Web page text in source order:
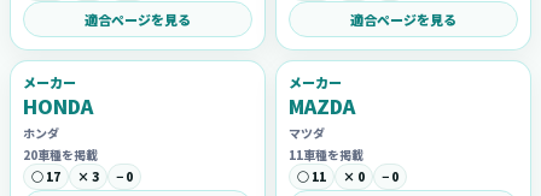
適合ページを見る 適合ページを見る
メーカー
HONDA
ホンダ
20車種を掲載
○ 17
× 3 − 0
メーカー
MAZDA
マツダ
11車種を掲載
○ 11
× 0 − 0